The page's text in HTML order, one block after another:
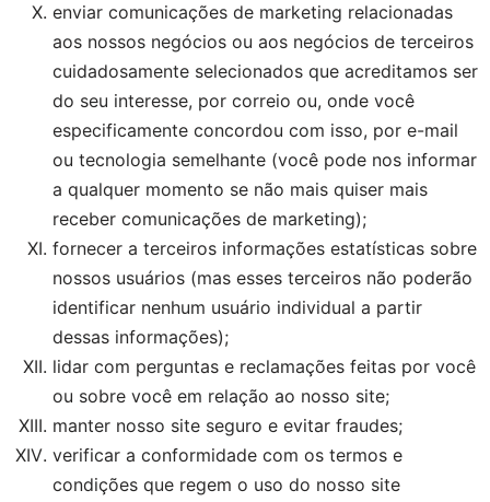
enviar comunicações de marketing relacionadas
aos nossos negócios ou aos negócios de terceiros
cuidadosamente selecionados que acreditamos ser
do seu interesse, por correio ou, onde você
especificamente concordou com isso, por e-mail
ou tecnologia semelhante (você pode nos informar
a qualquer momento se não mais quiser mais
receber comunicações de marketing);
fornecer a terceiros informações estatísticas sobre
nossos usuários (mas esses terceiros não poderão
identificar nenhum usuário individual a partir
dessas informações);
lidar com perguntas e reclamações feitas por você
ou sobre você em relação ao nosso site;
manter nosso site seguro e evitar fraudes;
verificar a conformidade com os termos e
condições que regem o uso do nosso site